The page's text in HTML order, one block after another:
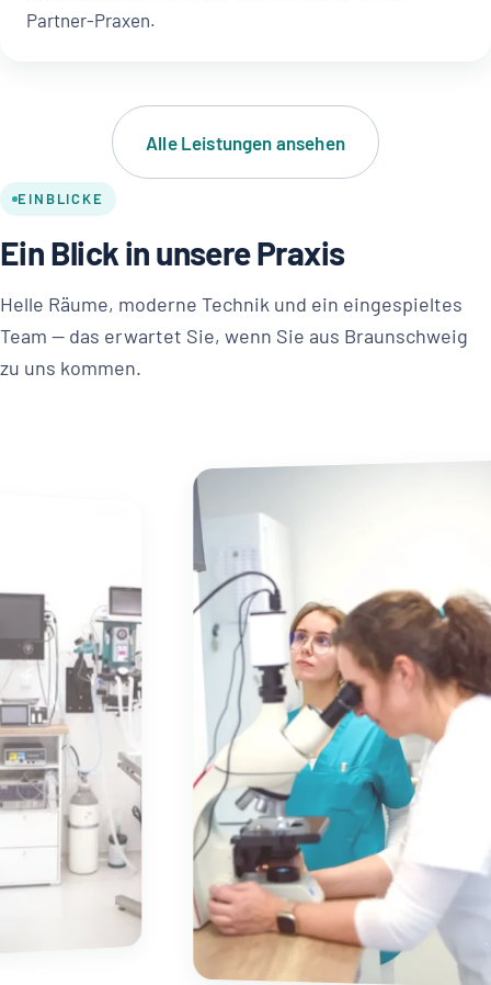
Partner-Praxen.
Alle Leistungen ansehen
EINBLICKE
Ein Blick in unsere Praxis
Helle Räume, moderne Technik und ein eingespieltes
Team — das erwartet Sie, wenn Sie aus Braunschweig
zu uns kommen.